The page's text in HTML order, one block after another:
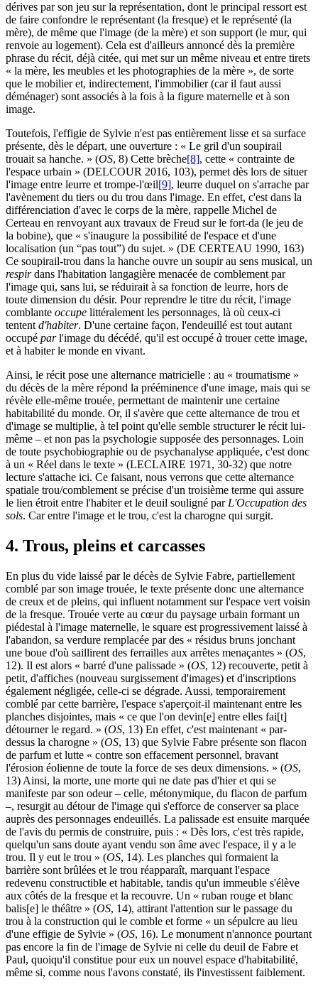
dérives par son jeu sur la représentation, dont le principal ressort est
de faire confondre le représentant (la fresque) et le représenté (la
mère), de même que l'image (de la mère) et son support (le mur, qui
renvoie au logement). Cela est d'ailleurs annoncé dès la première
phrase du récit, déjà citée, qui met sur un même niveau et entre tirets
« la mère, les meubles et les photographies de la mère », de sorte
que le mobilier et, indirectement, l'immobilier (car il faut aussi
déménager) sont associés à la fois à la figure maternelle et à son
image.
Toutefois, l'effigie de Sylvie n'est pas entièrement lisse et sa surface
présente, dès le départ, une ouverture : « Le gril d'un soupirail
trouait sa hanche. » (OS, 8) Cette brèche[8], cette « contrainte de
l'espace urbain » (DELCOUR 2016, 103), permet dès lors de situer
l'image entre leurre et trompe-l'œil[9], leurre duquel on s'arrache par
l'avènement du tiers ou du trou dans l'image. En effet, c'est dans la
différenciation d'avec le corps de la mère, rappelle Michel de
Certeau en renvoyant aux travaux de Freud sur le fort-da (le jeu de
la bobine), que « s'inaugure la possibilité de l'espace et d'une
localisation (un “pas tout”) du sujet. » (DE CERTEAU 1990, 163)
Ce soupirail-trou dans la hanche ouvre un soupir au sens musical, un
respirdans l'habitation langagière menacée de comblement par
l'image qui, sans lui, se réduirait à sa fonction de leurre, hors de
toute dimension du désir. Pour reprendre le titre du récit, l'image
comblante occupe littéralement les personnages, là où ceux-ci
tentent d'habiter. D'une certaine façon, l'endeuillé est tout autant
occupé parl'image du décédé, qu'il est occupé à trouer cette image,
et à habiter le monde en vivant.
Ainsi, le récit pose une alternance matricielle : au « troumatisme »
du décès de la mère répond la prééminence d'une image, mais qui se
révèle elle-même trouée, permettant de maintenir une certaine
habitabilité du monde. Or, il s'avère que cette alternance de trou et
d'image se multiplie, à tel point qu'elle semble structurer le récit lui-
même – et non pas la psychologie supposée des personnages. Loin
de toute psychobiographie ou de psychanalyse appliquée, c'est donc
à un « Réel dans le texte » (LECLAIRE 1971, 30‑32) que notre
lecture s'attache ici. Ce faisant, nous verrons que cette alternance
spatiale trou/comblement se précise d'un troisième terme qui assure
le lien étroit entre l'habiter et le deuil souligné par L'Occupation des
sols. Car entre l'image et le trou, c'est la charogne qui surgit.
4. Trous, pleins et carcasses
En plus du vide laissé par le décès de Sylvie Fabre, partiellement
comblé par son image trouée, le texte présente donc une alternance
de creux et de pleins, qui influent notamment sur l'espace vert voisin
de la fresque. Trouée verte au cœur du paysage urbain formant un
piédestal à l'image maternelle, le square est progressivement laissé à
l'abandon, sa verdure remplacée par des « résidus bruns jonchant
une boue d'où saillirent des ferrailles aux arrêtes menaçantes » (OS,
12). Il est alors « barré d'une palissade » (OS, 12) recouverte, petit à
petit, d'affiches (nouveau surgissement d'images) et d'inscriptions
également négligée, celle-ci se dégrade. Aussi, temporairement
comblé par cette barrière, l'espace s'aperçoit-il maintenant entre les
planches disjointes, mais « ce que l'on devin[e] entre elles fai[t]
détourner le regard. » (OS, 13) En effet, c'est maintenant « par-
dessus la charogne » (OS, 13) que Sylvie Fabre présente son flacon
de parfum et lutte « contre son effacement personnel, bravant
l'érosion éolienne de toute la force de ses deux dimensions. » (OS,
13) Ainsi, la morte, une morte qui ne date pas d'hier et qui se
manifeste par son odeur – celle, métonymique, du flacon de parfum
–, resurgit au détour de l'image qui s'efforce de conserver sa place
auprès des personnages endeuillés. La palissade est ensuite marquée
de l'avis du permis de construire, puis : « Dès lors, c'est très rapide,
quelqu'un sans doute ayant vendu son âme avec l'espace, il y a le
trou. Il y eut le trou » (OS, 14). Les planches qui formaient la
barrière sont brûlées et le trou réapparaît, marquant l'espace
redevenu constructible et habitable, tandis qu'un immeuble s'élève
aux côtés de la fresque et la recouvre. Un « ruban rouge et blanc
balis[e] le théâtre » (OS, 14), attirant l'attention sur le passage du
trou à la construction qui le comble et forme « un sépulcre au lieu
d'une effigie de Sylvie » (OS, 16). Le monument n'annonce pourtant
pas encore la fin de l'image de Sylvie ni celle du deuil de Fabre et
Paul, quoiqu'il constitue pour eux un nouvel espace d'habitabilité,
même si, comme nous l'avons constaté, ils l'investissent faiblement.